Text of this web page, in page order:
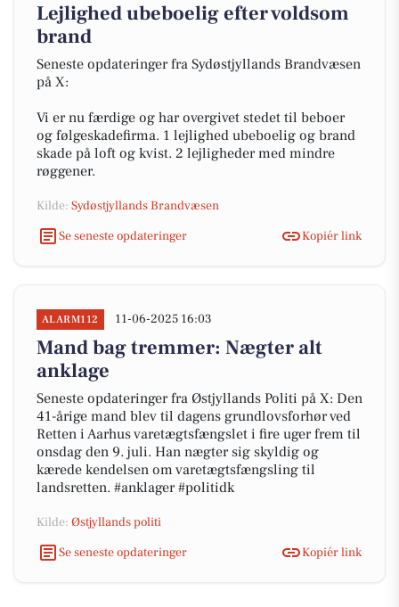
Lejlighed ubeboelig efter voldsom
brand
Seneste opdateringer fra Sydøstjyllands Brandvæsen
på X:
Vi er nu færdige og har overgivet stedet til beboer
og følgeskadefirma. 1 lejlighed ubeboelig og brand
skade på loft og kvist. 2 lejligheder med mindre
røggener.
Kilde: Sydøstjyllands Brandvæsen
Se seneste opdateringer
Kopiér link
ALARM112 11-06-2025 16:03
Mand bag tremmer: Nægter alt
anklage
Seneste opdateringer fra Østjyllands Politi på X: Den
41-årige mand blev til dagens grundlovsforhør ved
Retten i Aarhus varetægtsfængslet i fire uger frem til
onsdag den 9. juli. Han nægter sig skyldig og
kærede kendelsen om varetægtsfængsling til
landsretten. #anklager #politidk
Kilde: Østjyllands politi
Se seneste opdateringer
Kopiér link